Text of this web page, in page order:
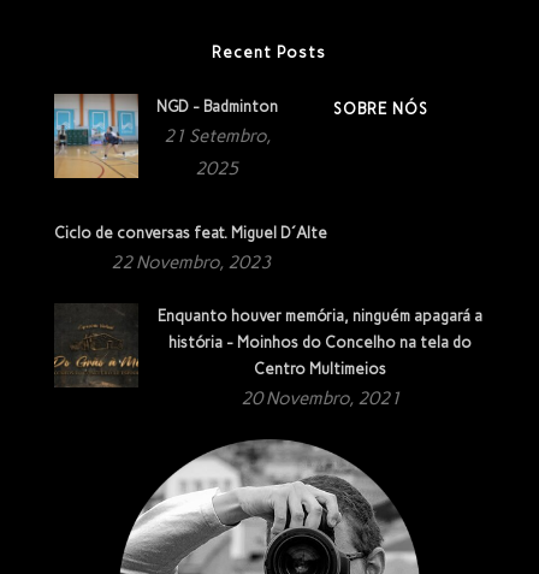
Recent Posts
NGD - Badminton
21 Setembro,
2025
Ciclo de conversas feat. Miguel D´Alte
22 Novembro, 2023
Enquanto houver memória, ninguém apagará a
história - Moinhos do Concelho na tela do
Centro Multimeios
20 Novembro, 2021
SOBRE NÓS